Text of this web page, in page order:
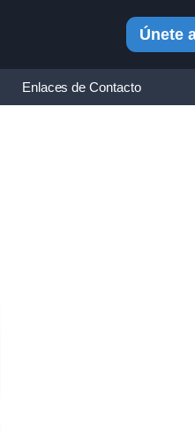
Únete
Enlaces de Contacto